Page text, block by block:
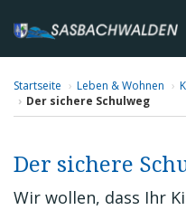
Startseite Leben & Wohnen
Der sichere Schulweg
Der sichere
Wir wollen, dass Ihr